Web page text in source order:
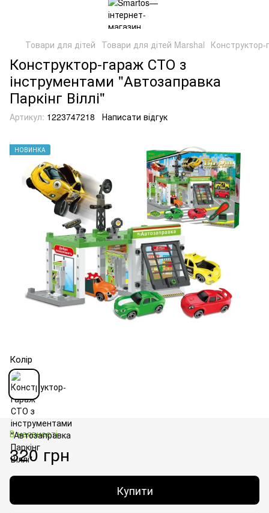
Товари для дітей Товари для дітей Marshal Конструктор-
Конструктор-гараж СТО з
інструментами "Автозаправка
Паркінг Віллі"
Артикул: 1223747218 Написати відгук
НОВИНКА
Колір
В наявності
320 грн
Купити